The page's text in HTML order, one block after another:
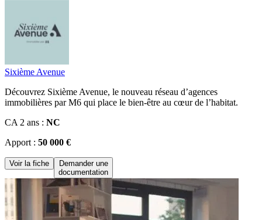
Sixième Avenue
Découvrez Sixième Avenue, le nouveau réseau d’agences
immobilières par M6 qui place le bien-être au cœur de l’habitat.
CA 2 ans : NC
Apport : 50 000 €
Voir la fiche
Demander une
documentation